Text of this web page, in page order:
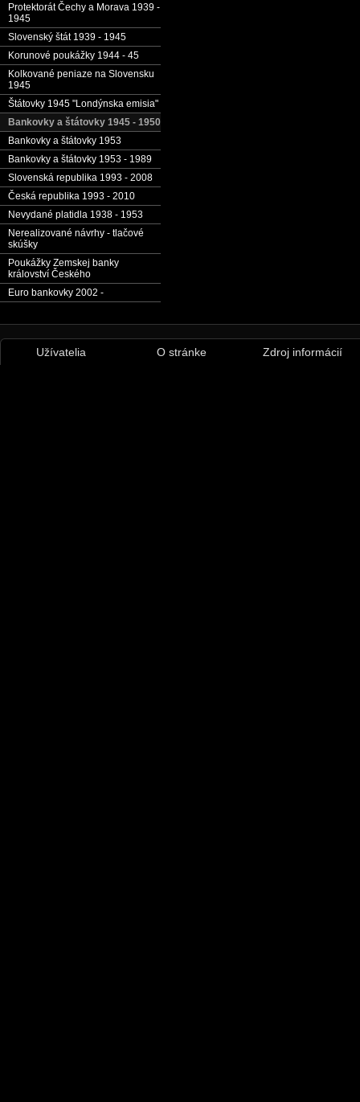
Protektorát Čechy a Morava 1939 -
1945
Slovenský štát 1939 - 1945
Korunové poukážky 1944 - 45
Kolkované peniaze na Slovensku
1945
Štátovky 1945 "Londýnska emisia"
Bankovky a štátovky 1945 - 1950
Bankovky a štátovky 1953
Bankovky a štátovky 1953 - 1989
Slovenská republika 1993 - 2008
Česká republika 1993 - 2010
Nevydané platidla 1938 - 1953
Nerealizované návrhy - tlačové
skúšky
Poukážky Zemskej banky
království Českého
Euro bankovky 2002 -
Užívatelia O stránke Zdroj informácií